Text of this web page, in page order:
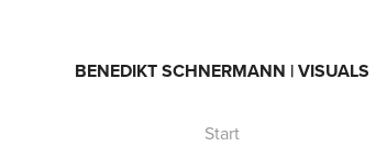
BENEDIKT SCHNERMANN | VISUALS
Start